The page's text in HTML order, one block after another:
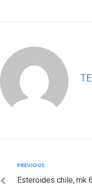
navigation
Previous
PREVIOUS
Esteroides chile, mk